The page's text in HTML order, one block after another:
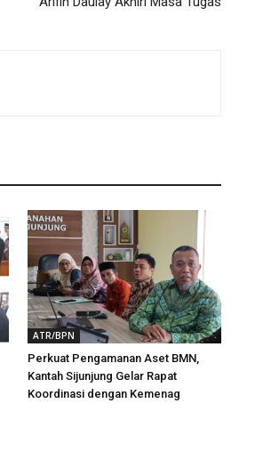
ATR/BPN
Perkuat Pengamanan Aset BMN,
Kantah Sijunjung Gelar Rapat
Koordinasi dengan Kemenag